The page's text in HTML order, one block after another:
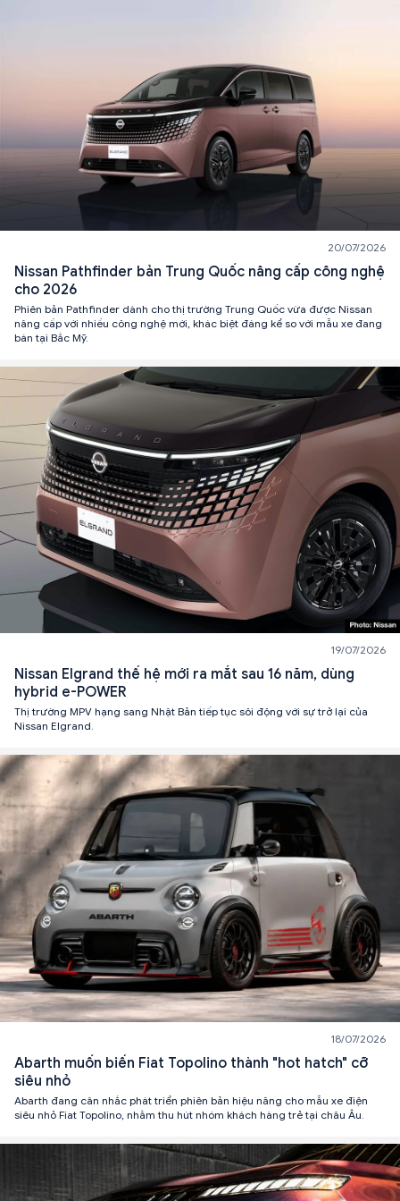
20/07/2026
Nissan Pathfinder bản Trung Quốc nâng cấp công nghệ
cho 2026
Phiên bản Pathfinder dành cho thị trường Trung Quốc vừa được Nissan
nâng cấp với nhiều công nghệ mới, khác biệt đáng kể so với mẫu xe đang
bán tại Bắc Mỹ.
19/07/2026
Nissan Elgrand thế hệ mới ra mắt sau 16 năm, dùng
hybrid e-POWER
Thị trường MPV hạng sang Nhật Bản tiếp tục sôi động với sự trở lại của
Nissan Elgrand.
18/07/2026
Abarth muốn biến Fiat Topolino thành "hot hatch" cỡ
siêu nhỏ
Abarth đang cân nhắc phát triển phiên bản hiệu năng cho mẫu xe điện
siêu nhỏ Fiat Topolino, nhằm thu hút nhóm khách hàng trẻ tại châu Âu.